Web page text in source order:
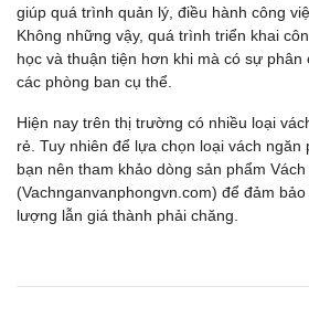
giúp quá trình quản lý, điều hành công
Không những vậy, quá trình triển khai
học và thuận tiện hơn khi mà có sự
các phòng ban cụ thể.
Hiện nay trên thị trường có nhiều loại
rẻ. Tuy nhiên để lựa chọn loại vách
bạn nên tham khảo dòng sản phẩm
(Vachnganvanphongvn.com) để đảm
lượng lẫn giá thành phải chăng.